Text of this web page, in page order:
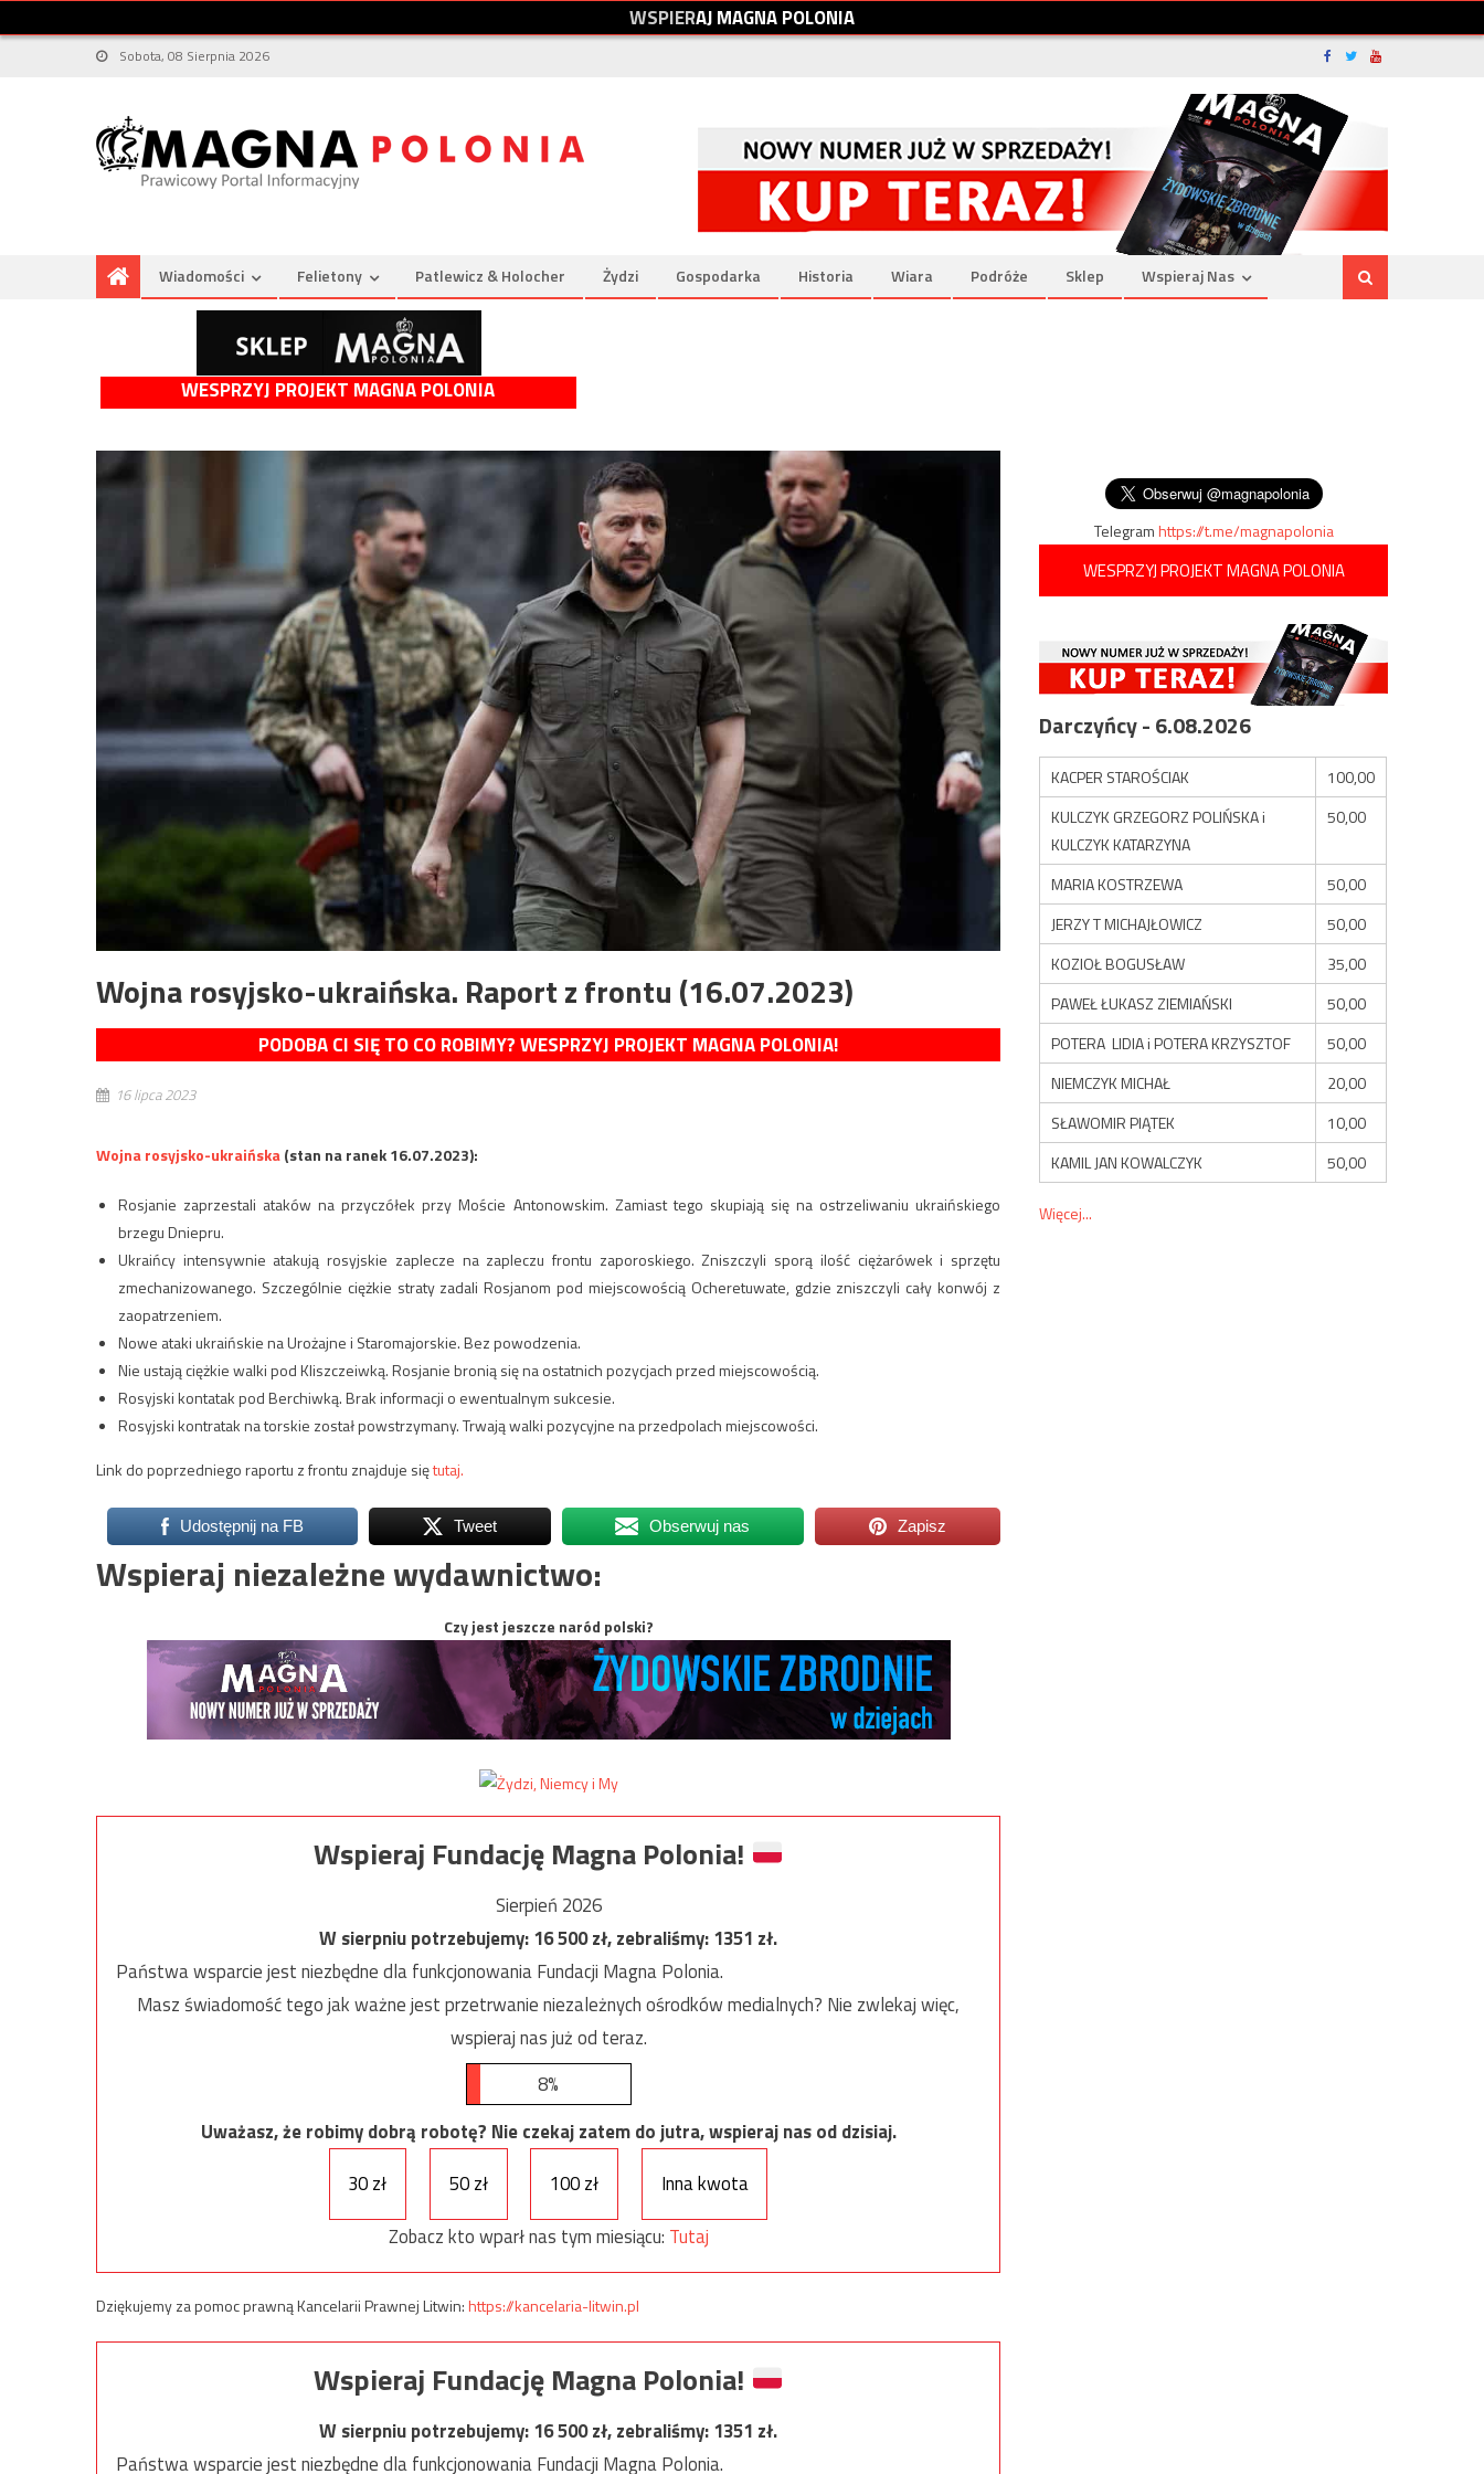
WSPIERAJMAGNAPOLONIA
Sobota, 08 Sierpnia 2026
Wiadomości Felietony Patlewicz & Holocher Żydzi Gospodarka Historia Wiara Podróże Sklep Wspieraj Nas
WESPRZYJ PROJEKT MAGNA POLONIA
Wojna rosyjsko-ukraińska. Raport z frontu (16.07.2023)
PODOBA CI SIĘ TO CO ROBIMY? WESPRZYJ PROJEKT MAGNA POLONIA!
16 lipca 2023
Wojna rosyjsko-ukraińska(stan na ranek 16.07.2023):
Rosjanie zaprzestali ataków na przyczółek przy Moście Antonowskim. Zamiast tego skupiają się na ostrzeliwaniu ukraińskiego
brzegu Dniepru.
Ukraińcy intensywnie atakują rosyjskie zaplecze na zapleczu frontu zaporoskiego. Zniszczyli sporą ilość ciężarówek i sprzętu
zmechanizowanego. Szczególnie ciężkie straty zadali Rosjanom pod miejscowością Ocheretuwate, gdzie zniszczyli cały konwój z
zaopatrzeniem.
Nowe ataki ukraińskie na Urożajne i Staromajorskie. Bez powodzenia.
Nie ustają ciężkie walki pod Kliszczeiwką. Rosjanie bronią się na ostatnich pozycjach przed miejscowością.
Rosyjski kontatak pod Berchiwką. Brak informacji o ewentualnym sukcesie.
Rosyjski kontratak na torskie został powstrzymany. Trwają walki pozycyjne na przedpolach miejscowości.
Link do poprzedniego raportu z frontu znajduje siętutaj.
Udostępnij na FB Tweet Obserwuj nas Zapisz
Wspieraj niezależne wydawnictwo:
Czy jest jeszcze naród polski?
Wspieraj Fundację Magna Polonia!
Sierpień 2026
W sierpniu potrzebujemy:16 500zł, zebraliśmy:1351 zł.
Państwa wsparcie jest niezbędne dla funkcjonowania Fundacji Magna Polonia.
Masz świadomość tego jak ważne jest przetrwanie niezależnych ośrodków medialnych? Nie zwlekaj więc,
wspieraj nas już od teraz.
8%
Uważasz, że robimy dobrą robotę? Nie czekaj zatem do jutra, wspieraj nas od dzisiaj.
30 zł
50 zł 100 zł
Inna kwota
Zobacz kto wparł nas tym miesiącu: Tutaj
Dziękujemy za pomoc prawną Kancelarii Prawnej Litwin:https://kancelaria-litwin.pl
Wspieraj Fundację Magna Polonia!
W sierpniu potrzebujemy:16 500zł, zebraliśmy:1351 zł.
Państwa wsparcie jest niezbędne dla funkcjonowania Fundacji Magna Polonia.
Telegramhttps://t.me/magnapolonia
WESPRZYJ PROJEKT MAGNA POLONIA
Darczyńcy - 6.08.2026
KACPER STAROŚCIAK
100,00
KULCZYK GRZEGORZ POLIŃSKA i
KULCZYK KATARZYNA
50,00
MARIA KOSTRZEWA
50,00
JERZY T MICHAJŁOWICZ
50,00
KOZIOŁ BOGUSŁAW
35,00
PAWEŁ ŁUKASZ ZIEMIAŃSKI
50,00
POTERA LIDIA i POTERA KRZYSZTOF
50,00
NIEMCZYK MICHAŁ
20,00
SŁAWOMIR PIĄTEK
10,00
KAMIL JAN KOWALCZYK
50,00
Więcej...